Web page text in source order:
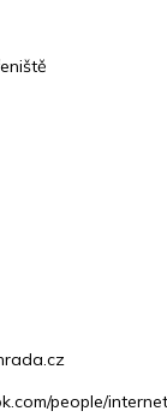
people/